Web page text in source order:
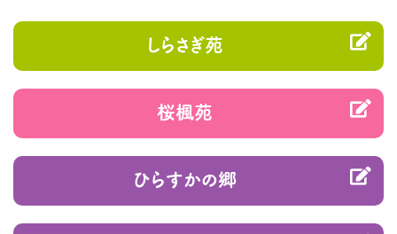
しらさぎ苑
桜楓苑
ひらすかの郷